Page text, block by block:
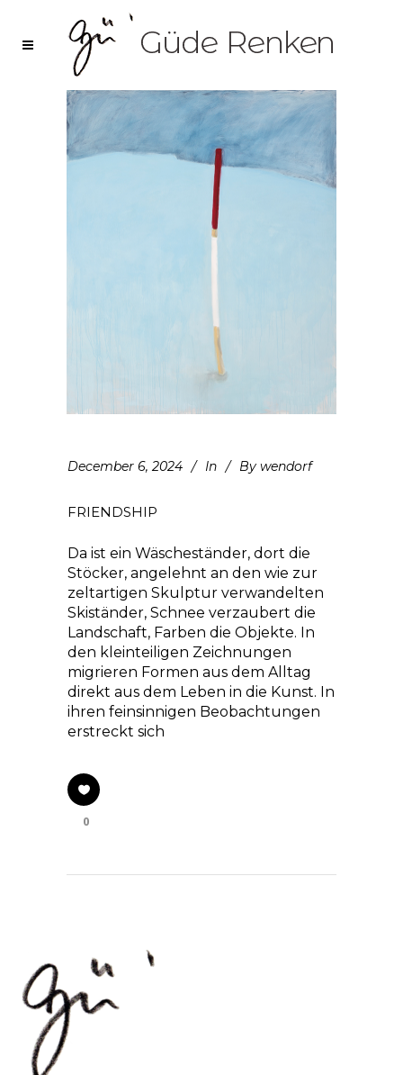
December 6, 2024 In By wendorf
FRIENDSHIP
Da ist ein Wäscheständer, dort die
Stöcker, angelehnt an den wie zur
zeltartigen Skulptur verwandelten
Skiständer, Schnee verzaubert die
Landschaft, Farben die Objekte. In
den kleinteiligen Zeichnungen
migrieren Formen aus dem Alltag
direkt aus dem Leben in die Kunst. In
ihren feinsinnigen Beobachtungen
erstreckt sich
0